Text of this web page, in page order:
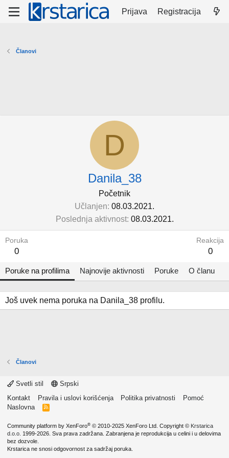
Prijava Registracija
Članovi
D
Danila_38
Početnik
Učlanjen 08.03.2021.
Poslednja aktivnost 08.03.2021.
Poruka
0
Reakcija
0
Poruke na profilima Najnovije aktivnosti Poruke O članu
Još uvek nema poruka na Danila_38 profilu.
Članovi
Svetli stil
Srpski
Kontakt
Pravila i uslovi korišćenja Politika privatnosti
Pomoć
Naslovna
R
Community platform by XenForo® © 2010-2025 XenForo Ltd. Copyright © Krstarica
d.o.o. 1999-2026. Sva prava zadržana. Zabranjena je reprodukcija u celini i u delovima
bez dozvole.
Krstarica ne snosi odgovornost za sadržaj poruka.